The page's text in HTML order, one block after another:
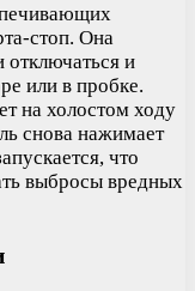
стоп. Она
отключаться и
или в пробке.
на холостом ходу
снова нажимает
что
выбросы вредных